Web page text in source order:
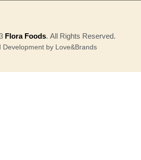
Flora Foods. All Rights Reserved.
Development by Love&Brands